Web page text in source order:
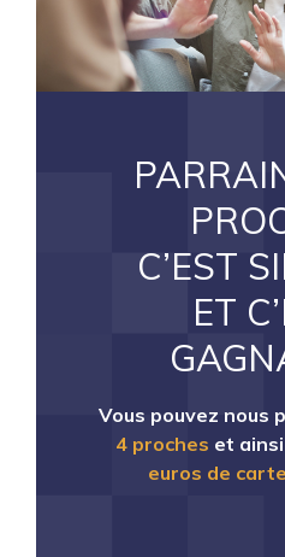
C’EST
ET
Vous pouvez nous
4 proches et
euros de